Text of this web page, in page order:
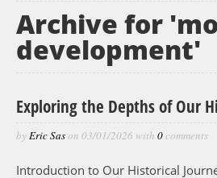
Archive for
development'
Exploring the Depths of Our
byEric Sason 03/01/2026 with 0comments
Introduction to Our Historical